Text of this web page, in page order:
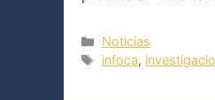
Categorías
Noticias
Etiquetas
infoca,